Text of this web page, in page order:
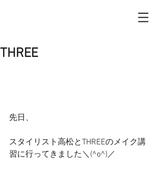
THREE
先日、
スタイリスト高松とTHREEのメイク講
習に行ってきました＼(^o^)／